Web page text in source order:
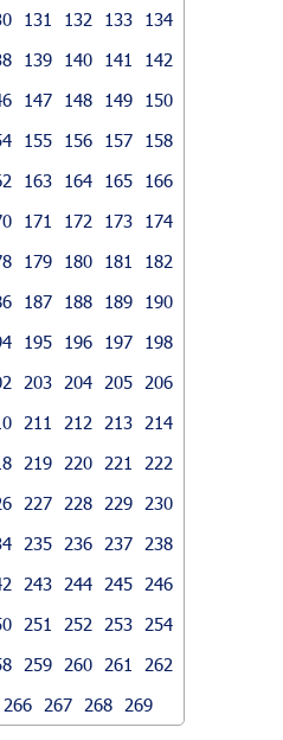
131 132 133
134
139 140 141
142
147 148 149
150
155 156 157
158
163 164 165
166
171 172 173
174
179 180 181
182
187 188 189
190
195 196 197
198
203 204 205
206
211 212 213
214
219 220 221
222
227 228 229
230
235 236 237
238
243 244 245
246
251 252 253
254
259 260 261
262
266 267 268 269